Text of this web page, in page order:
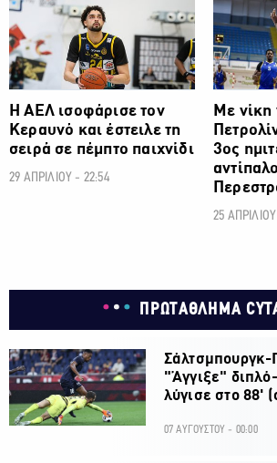
Η ΑΕΛ ισοφάρισε τον
Κεραυνό και έστειλε τη
σειρά σε πέμπτο παιχνίδι
29 ΑΠΡΙΛΙΟΥ - 22:54
Με νίκη
3ος
25
ΠΡΩΤΑΘΛΗΜΑ
"Άγγιξε"
λύγισε στο 88'
07 ΑΥΓΟΥΣΤΟΥ - 00:00